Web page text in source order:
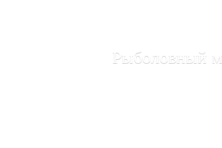
Рыболовный